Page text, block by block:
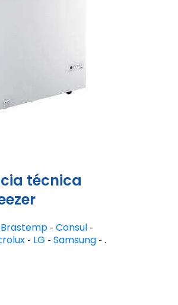
técnica
Brastemp- Consul-
- LG - Samsung - .